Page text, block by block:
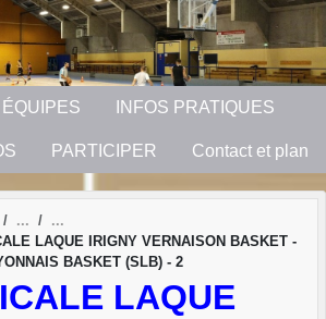
ÉQUIPES INFOS PRATIQUES
PARTICIPER Contact et plan
LAQUE IRIGNY VERNAISON BASKET -
BASKET (SLB) - 2
LAQUE
cookies